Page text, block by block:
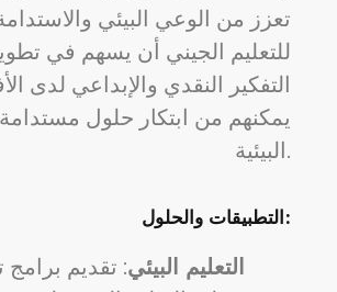
تعزز من الوعي البيئي
للتعليم الجيني أن يسهم في
التفكير النقدي والإبداعي لدى
يمكنهم من ابتكار حلول
البيئية.
التطبيقات والحلول:
التعليم البيئي: تقديم برامج